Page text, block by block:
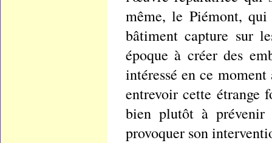
même, le Piémont,
bâtiment capture sur
époque à créer des
intéressé en ce
entrevoir cette
bien plutôt à
provoquer son